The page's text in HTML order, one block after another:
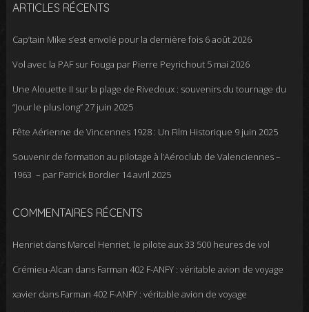
ARTICLES RÉCENTS
Cap’tain Mike s’est envolé pour la dernière fois 6 août 2026
Vol avec la PAF sur Fouga par Pierre Peyrichout 5 mai 2026
Une Alouette II sur la plage de Rivedoux : souvenirs du tournage du
“Jour le plus long”27 juin 2025
Fête Aérienne de Vincennes 1928 : Un Film Historique 9 juin 2025
Souvenir de formation au pilotage à l’Aéroclub de Valenciennes –
1963 – par Patrick Bordier 14 avril 2025
COMMENTAIRES RÉCENTS
Henrietdans Marcel Henriet, le pilote aux 33 500 heures de vol
Crémieu-Alcan dans Farman 402 F-ANFY : véritable avion de voyage
xavierdans Farman 402 F-ANFY : véritable avion de voyage